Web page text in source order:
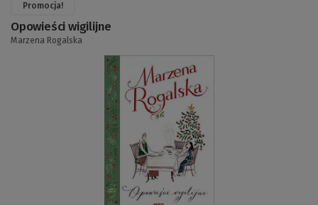
Promocja!
Opowieści wigilijne
Marzena Rogalska